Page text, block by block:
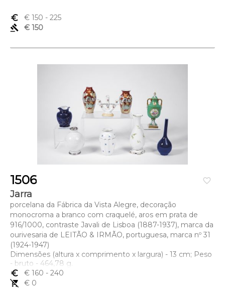
euro_symbol € 150 - 225
gavel
€ 150
favorite_border
1506
Jarra
porcelana da Fábrica da Vista Alegre, decoração
monocroma a branco com craquelé, aros em prata de
916/1000, contraste Javali de Lisboa (1887-1937), marca da
ourivesaria de LEITÃO & IRMÃO, portuguesa, marca nº 31
(1924-1947)
Dimensões (altura x comprimento x largura) - 13 cm; Peso
- bruto - 464,78 g.
euro_symbol
€ 160 - 240
remove_shopping_cart
€ 0